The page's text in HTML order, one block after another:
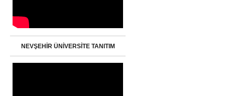
NEVŞEHİR ÜNİVERSİTE TANITIM